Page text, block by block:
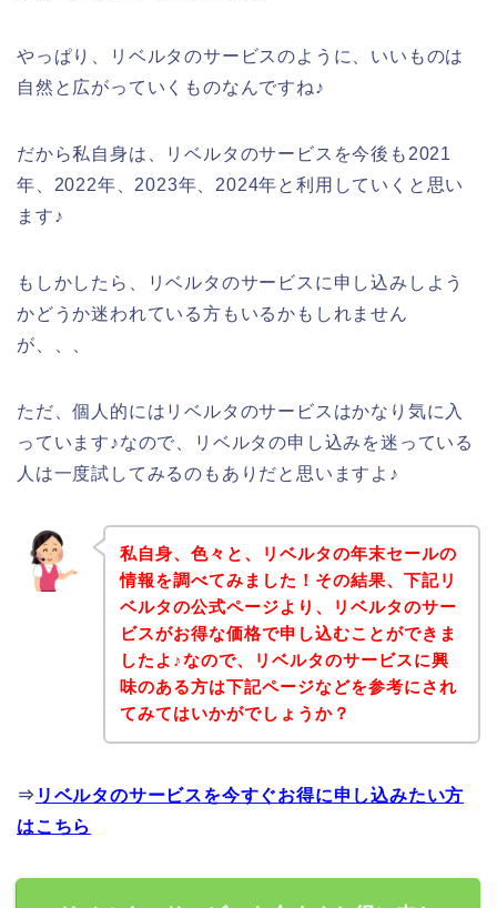
やっぱり、リベルタのサービスのように、いいものは
自然と広がっていくものなんですね♪
だから私自身は、リベルタのサービスを今後も2021
年、2022年、2023年、2024年と利用していくと思い
ます♪
もしかしたら、リベルタのサービスに申し込みしよう
かどうか迷われている方もいるかもしれません
が、、、
ただ、個人的にはリベルタのサービスはかなり気に入
っています♪なので、リベルタの申し込みを迷っている
人は一度試してみるのもありだと思いますよ♪
私自身、色々と、リベルタの年末セールの
情報を調べてみました！その結果、下記リ
ベルタの公式ページより、リベルタのサー
ビスがお得な価格で申し込むことができま
したよ♪なので、リベルタのサービスに興
味のある方は下記ページなどを参考にされ
てみてはいかがでしょうか？
⇒ リベルタのサービスを今すぐお得に申し込みたい方
はこちら